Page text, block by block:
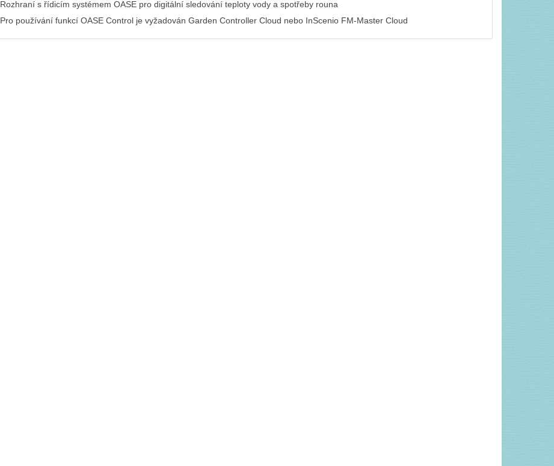
Rozhraní s řídicím systémem OASE pro digitální sledování teploty vody a spotřeby rouna
Pro používání funkcí OASE Control je vyžadován Garden Controller Cloud nebo InScenio FM-Master Cloud